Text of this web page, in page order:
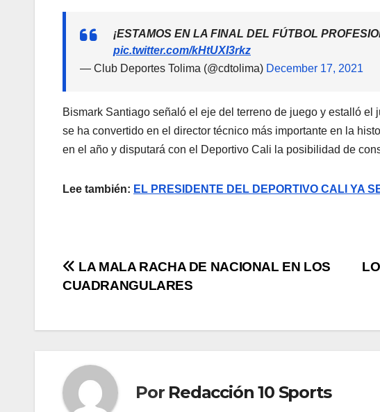
¡ESTAMOS EN LA FINAL DEL FÚTBOL
pic.twitter.com/kHtUXI3rkz
— Club Deportes Tolima (@cdtolima) December 17, 2021
Bismark Santiago señaló el eje del terreno de juego y estalló
se ha convertido en el director técnico más importante en la
en el año y disputará con el Deportivo Cali la posibilidad de
Lee también: EL PRESIDENTE DEL DEPORTIVO CALI YA
LA MALA RACHA DE NACIONAL EN LOS
CUADRANGULARES
Por Redacción 10 Sports